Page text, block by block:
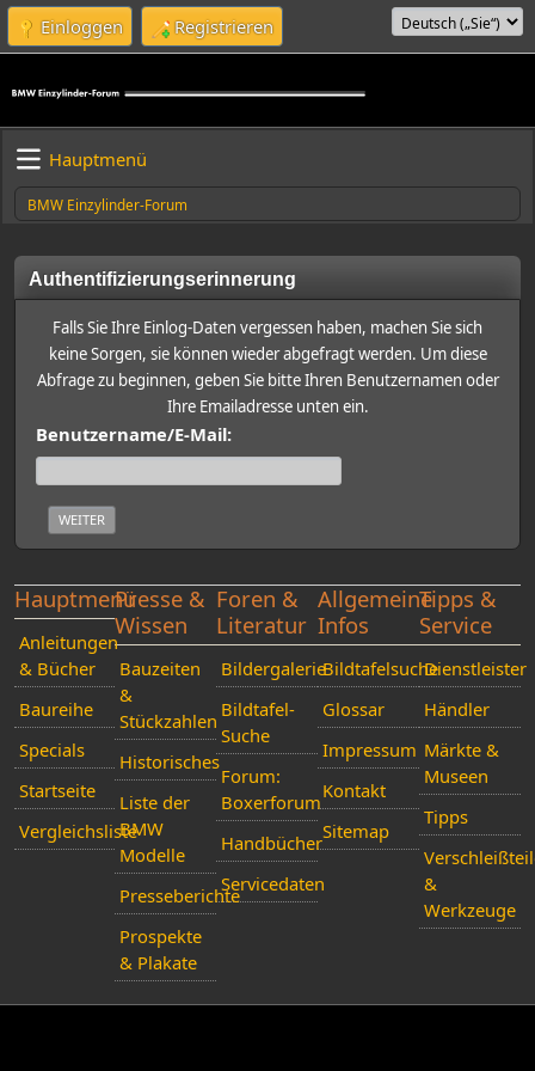
Einloggen Registrieren
Hauptmenü
BMW Einzylinder-Forum
Authentifizierungserinnerung
Falls Sie Ihre Einlog-Daten vergessen haben, machen Sie sich
keine Sorgen, sie können wieder abgefragt werden. Um diese
Abfrage zu beginnen, geben Sie bitte Ihren Benutzernamen oder
Ihre Emailadresse unten ein.
Benutzername/E-Mail:
Hauptmenü
Anleitungen
& Bücher
Baureihe
Specials
Startseite
Vergleichsliste
Presse &
Wissen
Bauzeiten
&
Stückzahlen
Historisches
Liste der
BMW
Modelle
Presseberichte
Prospekte
& Plakate
Foren &
Literatur
Bildergalerie
Bildtafel-
Suche
Forum:
Boxerforum
Handbücher
Servicedaten
Allgemeine
Infos
Bildtafelsuche
Glossar
Impressum
Kontakt
Sitemap
Tipps &
Service
Dienstleister
Händler
Märkte &
Museen
Tipps
&
Werkzeuge